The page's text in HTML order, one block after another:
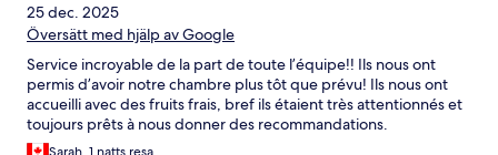
25 dec. 2025
Översätt med hjälp av Google
Service incroyable de la part de toute l’équipe!! Ils nous ont
permis d’avoir notre chambre plus tôt que prévu! Ils nous ont
accueilli avec des fruits frais, bref ils étaient très attentionnés et
toujours prêts à nous donner des recommandations.